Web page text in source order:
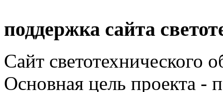
поддержка сайта
Сайт светотехнического
Основная цель проекта -